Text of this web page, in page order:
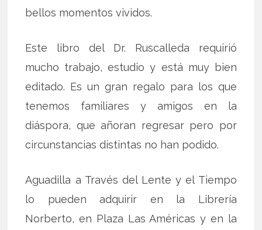
bellos momentos vividos.
Este libro del Dr. Ruscalleda requirió
mucho trabajo, estudio y está muy bien
editado. Es un gran regalo para los que
tenemos familiares y amigos en la
diáspora, que añoran regresar pero por
circunstancias distintas no han podido.
Aguadilla a Través del Lente y el Tiempo
lo pueden adquirir en la Librería
Norberto, en Plaza Las Américas y en la